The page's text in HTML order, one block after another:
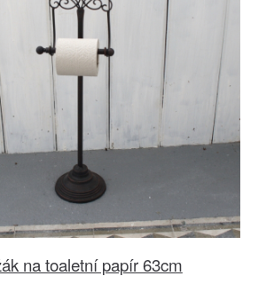
na toaletní papír 63cm